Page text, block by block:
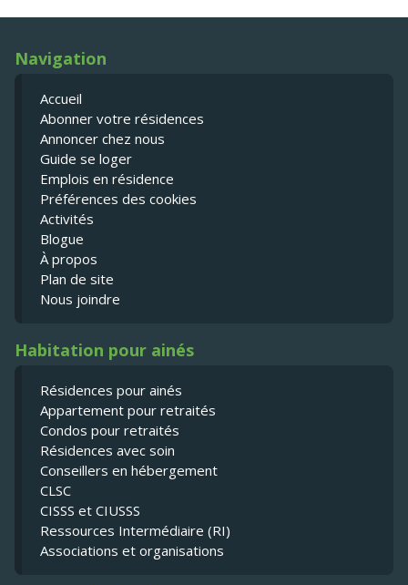
Navigation
Accueil
Abonner votre résidences
Annoncer chez nous
Guide se loger
Emplois en résidence
Préférences des cookies
Activités
Blogue
À propos
Plan de site
Nous joindre
Habitation pour ainés
Résidences pour ainés
Appartement pour retraités
Condos pour retraités
Résidences avec soin
Conseillers en hébergement
CLSC
CISSS et CIUSSS
Ressources Intermédiaire (RI)
Associations et organisations